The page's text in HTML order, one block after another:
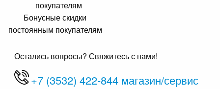
Бонусные скидки
постоянным покупателям
Остались вопросы? Свяжитесь с нами!
+7 (3532) 422-844 магазин/сервис